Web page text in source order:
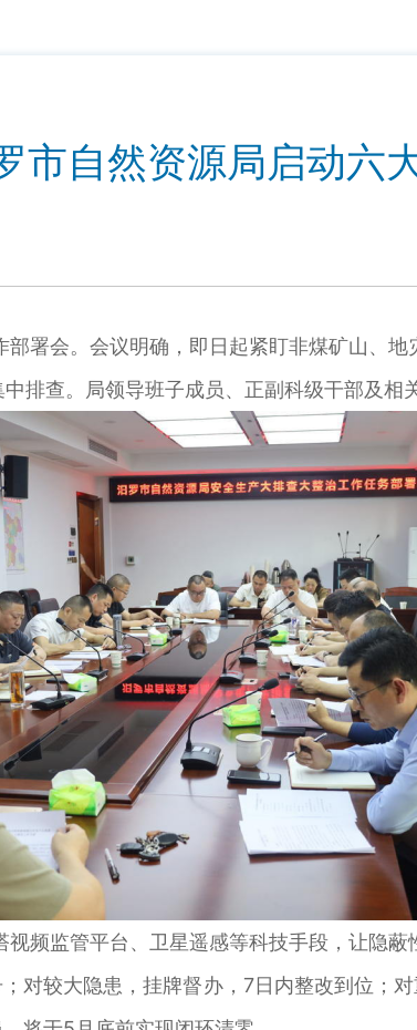
市自然资源局启动六
会。会议明确，即日起紧盯非煤矿山、地
排查。局领导班子成员、正副科级干部及相
监管平台、卫星遥感等科技手段，让隐蔽
对较大隐患，挂牌督办，7日内整改到位；